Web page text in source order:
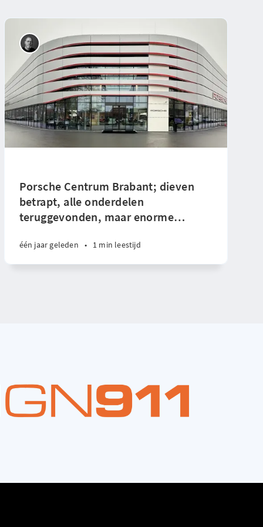
Porsche Centrum Brabant; dieven
betrapt, alle onderdelen
teruggevonden, maar enorme…
één jaar geleden • 1 min leestijd